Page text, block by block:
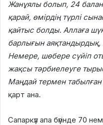
Жанұялы болып, 24
қарай, өмірдің түрлі
қайтыс болды. Аллаға
барлығын
Немере, шөбере сүйіп
жақсы тәрбиелеуге
Маңдай термен табылған
қарт ана.
Сапаркүл апа бүгінде 70